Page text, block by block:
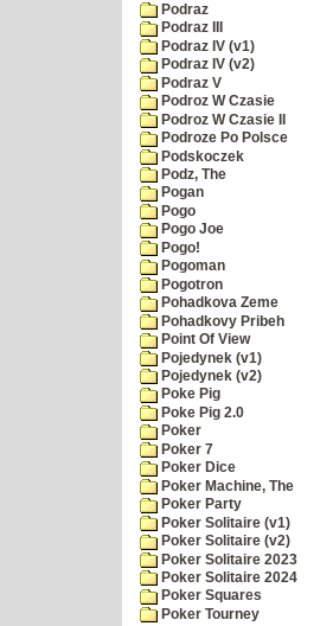
Podraz
Podraz III
Podraz IV (v1)
Podraz IV (v2)
Podraz V
Podroz W Czasie
Podroz W Czasie II
Podroze Po Polsce
Podskoczek
Podz, The
Pogan
Pogo
Pogo Joe
Pogo!
Pogoman
Pogotron
Pohadkova Zeme
Pohadkovy Pribeh
Point Of View
Pojedynek (v1)
Pojedynek (v2)
Poke Pig
Poke Pig 2.0
Poker
Poker 7
Poker Dice
Poker Machine, The
Poker Party
Poker Solitaire (v1)
Poker Solitaire (v2)
Poker Solitaire 2023
Poker Solitaire 2024
Poker Squares
Poker Tourney